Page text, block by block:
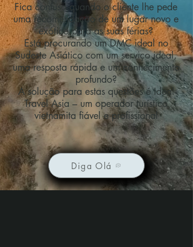
Fica confuso quando o cliente lhe pede
uma recomendação de um lugar novo e
exótico para as suas férias?
Está procurando um DMC ideal no
Sudeste Asiático com um serviço ideal,
uma resposta rápida e um conhecimento
profundo?
A solução para estas questões é Ideal
Travel Asia – um operador turístico
vietnamita fiável e profissional
Diga Olá